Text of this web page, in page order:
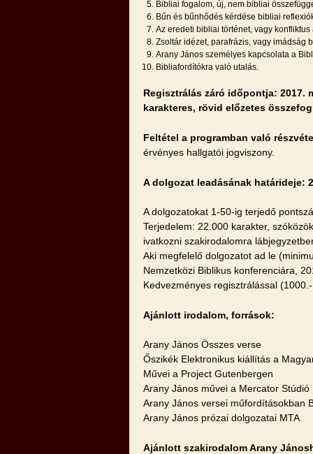
Bibliai fogalom, új, nem bibliai
Bűn és bűnhődés kérdése bibliai
Az eredeti bibliai történet, vagy
Zsoltár idézet, parafrázis, vagy imádság
Arany János személyes kapcsolata a
Bibliafordítókra való utalás.
Regisztrálás záró időpontja: 2017.
karakteres, rövid előzetes
Feltétel a programban való
érvényes hallgatói jogviszony.
A dolgozat leadásának határideje:
A dolgozatokat 1-50-ig terjedő
Terjedelem: 22.000 karakter,
ivatkozni szakirodalomra
Aki megfelelő dolgozatot ad le
Nemzetközi Biblikus konferenciára,
Kedvezményes regisztrálással
Ajánlott irodalom, források:
Arany János Összes verse
Őszikék Elektronikus kiállítás a
Művei a Project Gutenbergen
Arany János művei a Mercator
Arany János versei műfordításokban
Arany János prózai dolgozatai MTA
Ajánlott szakirodalom Arany